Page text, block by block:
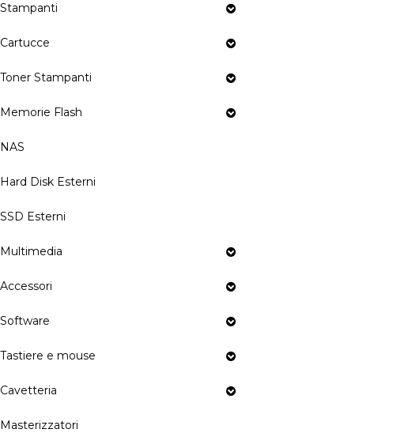
Stampanti
Cartucce
Toner Stampanti
Memorie Flash
NAS
Hard Disk Esterni
SSD Esterni
Multimedia
Accessori
Software
Tastiere e mouse
Cavetteria
Masterizzatori